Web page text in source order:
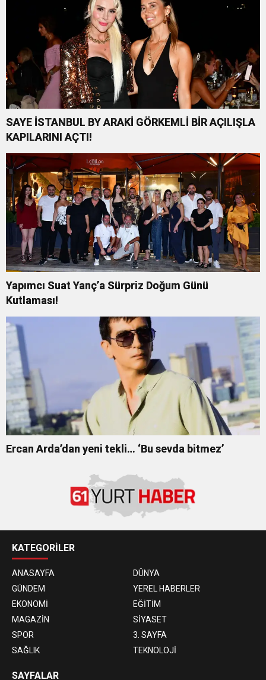
SAYE İSTANBUL BY ARAKİ GÖRKEMLİ BİR AÇILIŞLA
KAPILARINI AÇTI!
Yapımcı Suat Yanç’a Sürpriz Doğum Günü
Kutlaması!
Ercan Arda’dan yeni tekli… ‘Bu sevda bitmez’
KATEGORİLER
ANASAYFA
DÜNYA
GÜNDEM
YEREL HABERLER
EKONOMİ
EĞİTİM
MAGAZİN
SİYASET
SPOR
3. SAYFA
SAĞLIK
TEKNOLOJİ
SAYFALAR